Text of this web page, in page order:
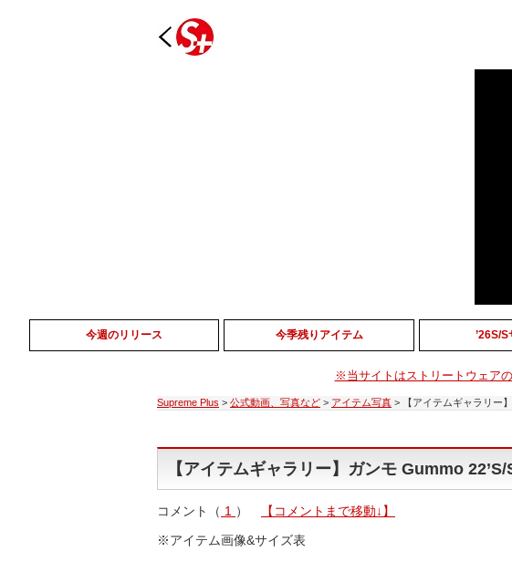
今週のリリース 今季残りアイテム ’26S/
※当サイトはストリートウェア
Supreme Plus > 公式動画、写真など > アイテム写真 > 【アイテムギャラリー
【アイテムギャラリー】ガンモ Gummo 22’S/
コメント（ 1 ）
【コメントまで移動↓】
※アイテム画像&サイズ表